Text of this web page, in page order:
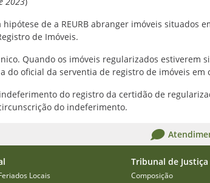
hipótese de a REURB abranger imóveis
de Imóveis.
Quando os imóveis regularizados
do oficial da serventia de registro de imóveis
do registro da certidão de
do indeferimento.
Locais
Tribunal de Justiça
Composição